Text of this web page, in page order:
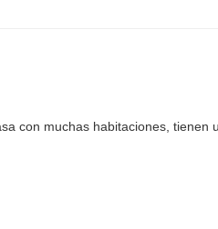
con muchas habitaciones, tienen